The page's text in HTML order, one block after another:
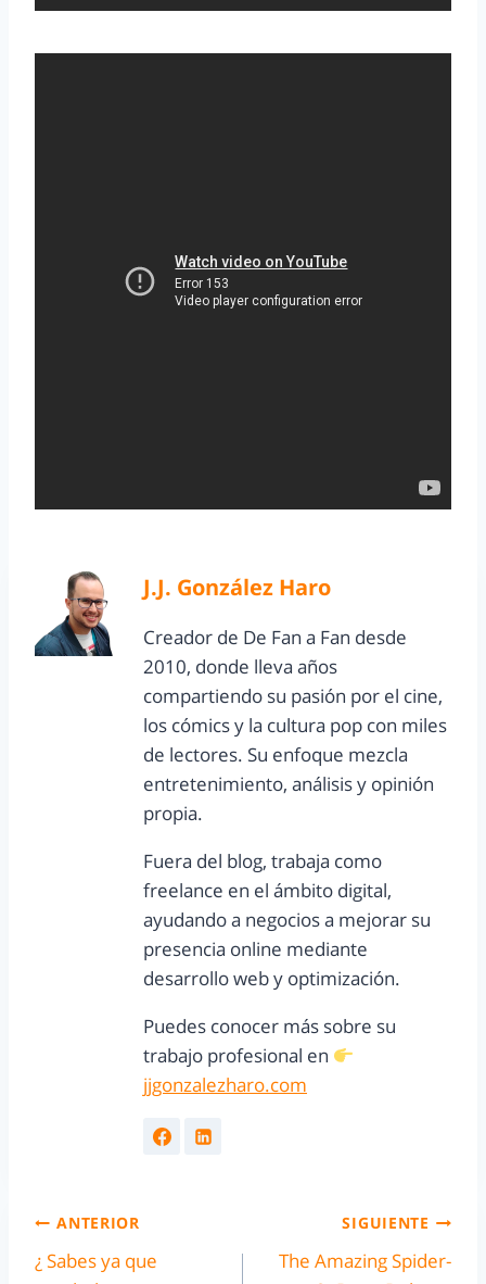
J.J. González Haro
Creador de De Fan a Fan desde
2010, donde lleva años
compartiendo su pasión por el cine,
los cómics y la cultura pop con miles
de lectores. Su enfoque mezcla
entretenimiento, análisis y opinión
propia.
Fuera del blog, trabaja como
freelance en el ámbito digital,
ayudando a negocios a mejorar su
presencia online mediante
desarrollo web y optimización.
Puedes conocer más sobre su
trabajo profesional en
jjgonzalezharo.com
ANTERIOR
¿ Sabes ya que
SIGUIENTE
The Amazing Spider-